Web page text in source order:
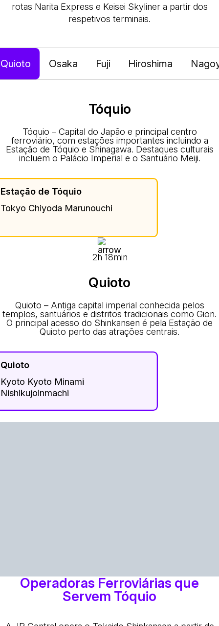
rotas Narita Express e Keisei Skyliner a partir dos
respetivos terminais.
Quioto Osaka Fuji Hiroshima
Tóquio
Tóquio – Capital do Japão e principal centro
ferroviário, com estações importantes incluindo a
Estação de Tóquio e Shinagawa. Destaques culturais
incluem o Palácio Imperial e o Santuário Meiji.
Estação de Tóquio
Tokyo Chiyoda Marunouchi
2h 18min
Quioto
Quioto – Antiga capital imperial conhecida pelos
templos, santuários e distritos tradicionais como Gion.
O principal acesso do Shinkansen é pela Estação de
Quioto perto das atrações centrais.
Quioto
Kyoto Kyoto Minami
Nishikujoinmachi
Operadoras Ferroviárias que
Servem Tóquio